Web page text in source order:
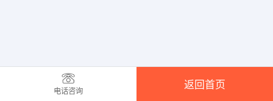
电话咨询
返回首页